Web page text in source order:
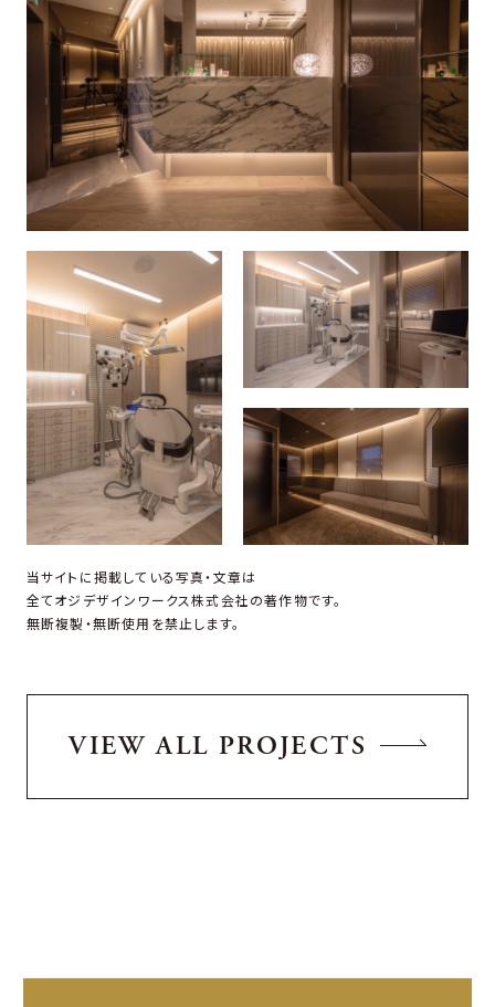
当サイトに掲載している写真・文章は
全てオジデザインワークス株式会社の著作物です。
無断複製・無断使用を禁止します。
VIEW ALL PROJECTS